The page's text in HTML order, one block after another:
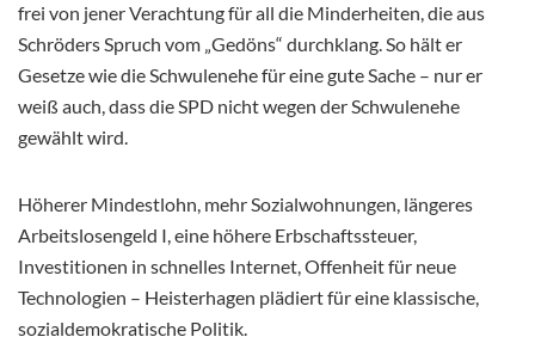
frei von jener Verachtung für all die Minderheiten, die aus
Schröders Spruch vom „Gedöns“ durchklang. So hält er
Gesetze wie die Schwulenehe für eine gute Sache – nur er
weiß auch, dass die SPD nicht wegen der Schwulenehe
gewählt wird.
Höherer Mindestlohn, mehr Sozialwohnungen, längeres
Arbeitslosengeld I, eine höhere Erbschaftssteuer,
Investitionen in schnelles Internet, Offenheit für neue
Technologien – Heisterhagen plädiert für eine klassische,
sozialdemokratische Politik.